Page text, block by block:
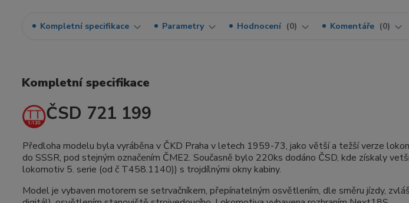
Kompletní specifikace Parametry Hodnocení 0 Komentáře 0
Kompletní specifikace
ČSD 721 199
Předloha modelu byla vyráběna v ČKD Praha v letech 1959-73, jako větší a težší verze
do SSSR, pod stejným označením ČME2. Současně bylo 220ks dodáno ČSD, kde získaly
lokomotiv 5. serie (od č T458.1140)) s trojdílnými okny kabiny.
Model je vybaven motorem se setrvačníkem, přepínatelným osvětlením, dle směru jízdy,